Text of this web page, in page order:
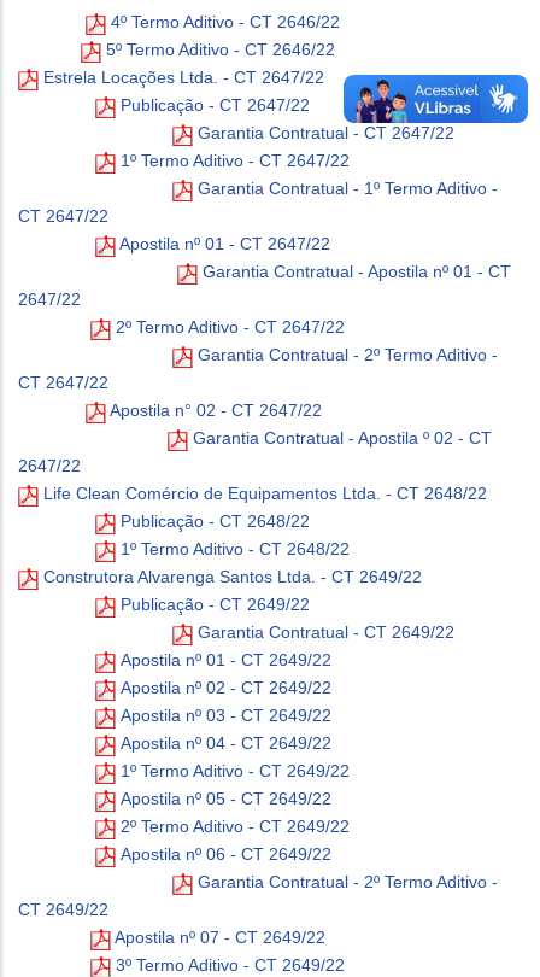
4º Termo Aditivo - CT 2646/22
5º Termo Aditivo - CT 2646/22
Estrela Locações Ltda. - CT 2647/22
Publicação - CT 2647/22
Garantia Contratual - CT 2647/22
1º Termo Aditivo - CT 2647/22
Garantia Contratual - 1º Termo Aditivo -
CT 2647/22
Apostila nº 01 - CT 2647/22
Garantia Contratual - Apostila nº 01 - CT
2647/22
2º Termo Aditivo - CT 2647/22
Garantia Contratual - 2º Termo Aditivo -
CT 2647/22
Apostila n° 02 - CT 2647/22
Garantia Contratual - Apostila º 02 - CT
2647/22
Life Clean Comércio de Equipamentos Ltda. - CT 2648/22
Publicação - CT 2648/22
1º Termo Aditivo - CT 2648/22
Construtora Alvarenga Santos Ltda. - CT 2649/22
Publicação - CT 2649/22
Garantia Contratual - CT 2649/22
Apostila nº 01 - CT 2649/22
Apostila nº 02 - CT 2649/22
Apostila nº 03 - CT 2649/22
Apostila nº 04 - CT 2649/22
1º Termo Aditivo - CT 2649/22
Apostila nº 05 - CT 2649/22
2º Termo Aditivo - CT 2649/22
Apostila nº 06 - CT 2649/22
Garantia Contratual - 2º Termo Aditivo -
CT 2649/22
Apostila nº 07 - CT 2649/22
3º Termo Aditivo - CT 2649/22